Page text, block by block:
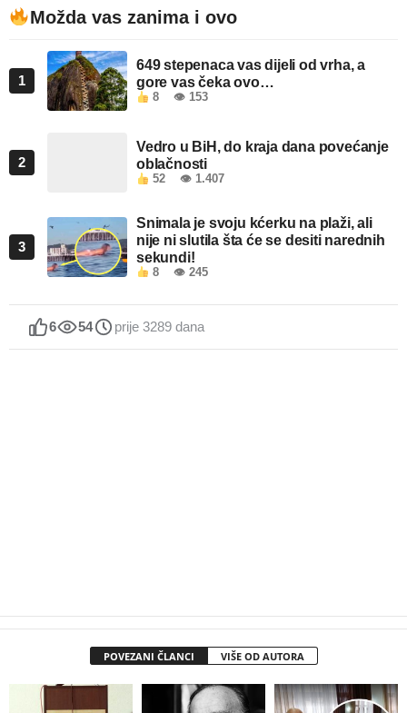
Možda vas zanima i ovo
1
649 stepenaca vas dijeli od vrha, a
gore vas čeka ovo…
8 👁 153
2
Vedro u BiH, do kraja dana povećanje
oblačnosti
52 👁 1.407
3
Snimala je svoju kćerku na plaži, ali
nije ni slutila šta će se desiti narednih
sekundi!
8 👁 245
6 54 prije 3289 dana
POVEZANI ČLANCI VIŠE OD AUTORA